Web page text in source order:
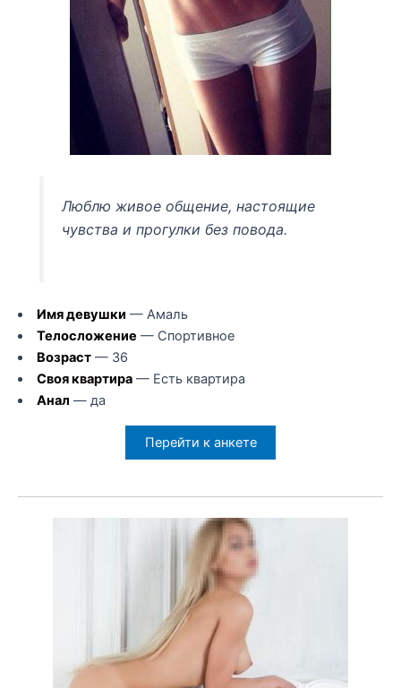
Люблю живое общение, настоящие
чувства и прогулки без повода.
Имя девушки — Амаль
Телосложение — Спортивное
Возраст— 36
Своя квартира— Есть квартира
Анал — да
Перейти к анкете